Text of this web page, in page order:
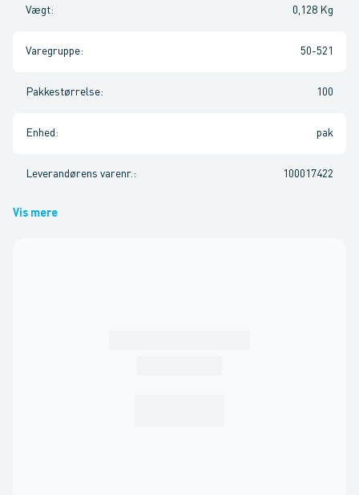
Vægt: 0,128 Kg
Varegruppe: 50-521
Pakkestørrelse: 100
Enhed : pak
Leverandørens varenr. : 100017422
Vis mere